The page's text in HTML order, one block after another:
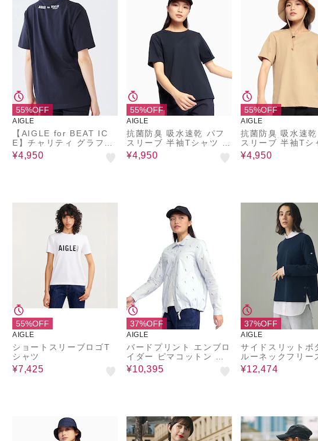
55%OFF
AIGLE
【AIGLE for BEAT IC
E】チャリティ グラフィ
ック 半袖Ｔシャツ
¥4,950
55%OFF
AIGLE
抗菌防臭 吸水速乾 パフ
スリーブ 半袖Tシャツ R
P
¥4,950
55%OFF
AIGLE
抗菌防臭 吸水速乾
スリーブ 半袖Tシ
P
¥4,950
55%OFF
AIGLE
ショートスリーブロゴT
シャツ
¥7,425
37%OFF
AIGLE
バードプリント エンブロ
イダー ピマコットン ロ
ングスリーブシャツ
¥10,395
37%OFF
AIGLE
サイドスリットボ
ルーネックフリー
オーバー
¥12,474